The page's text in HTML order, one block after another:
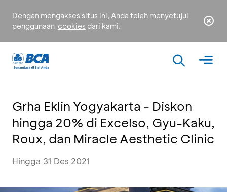
Dengan mengakses situs ini, Anda telah menyetujui
penggunaan cookies dari kami.
Grha Eklin Yogyakarta - Diskon
hingga 20% di Excelso, Gyu-Kaku,
Roux, dan Miracle Aesthetic Clinic
Hingga 31 Des 2021